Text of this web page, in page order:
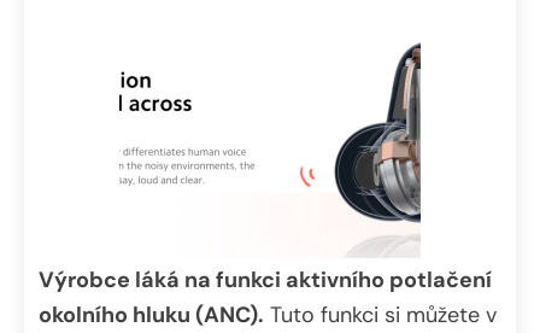
Výrobce láká na funkci aktivního potlačení
okolního hluku (ANC). Tuto funkci si můžete v